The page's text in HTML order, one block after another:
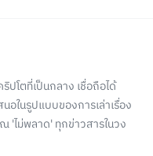
ปโตที่เป็นกลาง เชื่อถือได้
อในรูปแบบของการเล่าเรื่อง
'ไม่พลาด' ทุกข่าวสารในวง